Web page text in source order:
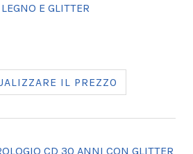
E GLITTER
IL PREZZO
CD 30 ANNI CON GLITTER